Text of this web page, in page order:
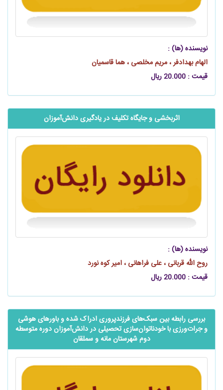
نویسنده (ها) :
الهام بهدادفر ، مریم مخلصی ، هما قاسمیان
قیمت : 20.000 ریال
اثربخشی و جایگاه تکلیف در یادگیری ‌‌‌‌‌دانش‌آموزان
نویسنده (ها) :
روح الله قربانی ، علی فراهانی ، امیر کوه نورد
قیمت : 20.000 ریال
بررسی رابطه بین سبک‌های ‌‌‌‌‌فرزندپروری ادراک شده و باورهای هوشی
و‌‌‌‌‌‌‌ جرات‌ورزی با خودناتوان‌‌‌‌‌‌سازی تحصیلی در ‌‌‌‌‌دانش‌آموزان دوره متوسطه
دوم شهرستان مانه و سملقان